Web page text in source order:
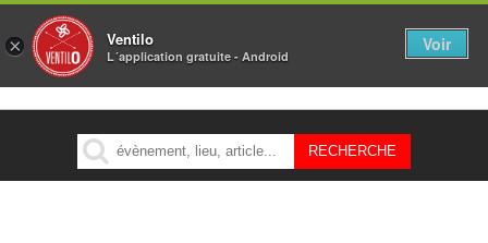
MENU
× Ventilo
L´application gratuite - Android
Voir